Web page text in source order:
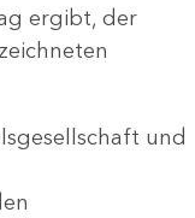
ergibt, der
und